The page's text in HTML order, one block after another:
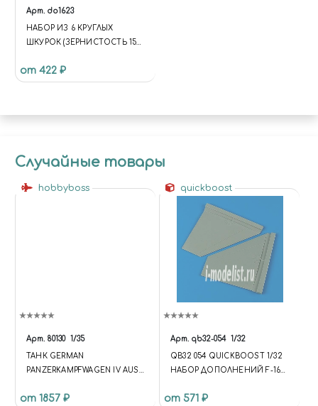
Арт. do1623
НАБОР ИЗ 6 КРУГЛЫХ
ШКУРОК (ЗЕРНИСТОСТЬ 150)
ТЫЛЬНОЙ ЧАСТИ ДЛЯ
ИСПОЛЬЗОВАНИЯ С
(ДИАМЕТР 33 ММ)
от 422 ₽
Случайные товары
hobbyboss
Арт. 80130 1/35
ТАНК GERMAN
PANZERKAMPFWAGEN IV AUSF
от 1857 ₽
quickboost
Арт. qb32-054 1/32
QB32 054 QUICKBOOST 1/32
НАБОР ДОПОЛНЕНИЙ F-16
ELEVATOR
от 571 ₽